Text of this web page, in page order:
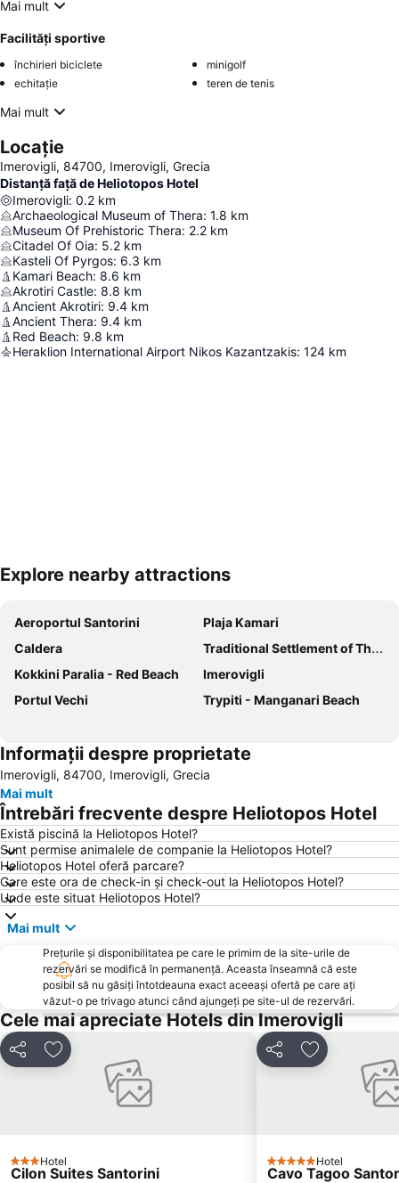
Mai mult
Facilități sportive
închirieri biciclete
minigolf
echitație
teren de tenis
Mai mult
Locație
Imerovigli, 84700, Imerovigli, Grecia
Distanță față de Heliotopos Hotel
Imerovigli: 0.2 km
Archaeological Museum of Thera: 1.8 km
Museum Of Prehistoric Thera: 2.2 km
Citadel Of Oia: 5.2 km
Kasteli Of Pyrgos: 6.3 km
Kamari Beach: 8.6 km
Akrotiri Castle: 8.8 km
Ancient Akrotiri: 9.4 km
Ancient Thera: 9.4 km
Red Beach: 9.8 km
Heraklion International Airport Nikos Kazantzakis: 124 km
Explore nearby attractions
Aeroportul Santorini
Plaja Kamari
Caldera
Traditional Settlement of Thirasia-Manola
Kokkini Paralia - Red Beach
Imerovigli
Portul Vechi
Trypiti - Manganari Beach
Informații despre proprietate
Imerovigli, 84700, Imerovigli, Grecia
Mai mult
Întrebări frecvente despre Heliotopos Hotel
Există piscină la Heliotopos Hotel?
Sunt permise animalele de companie la Heliotopos Hotel?
Heliotopos Hotel oferă parcare?
Care este ora de check-in și check-out la Heliotopos Hotel?
Unde este situat Heliotopos Hotel?
Mai mult
Prețurile și disponibilitatea pe care le primim de la site-urile de
rezervări se modifică în permanență. Aceasta înseamnă că este
posibil să nu găsiți întotdeauna exact aceeași ofertă pe care ați
văzut-o pe trivago atunci când ajungeți pe site-ul de rezervări.
Cele mai apreciate Hotels din Imerovigli
DistribuițiAdăugaţi la favorite
3 SteleHotel
Cilon Suites Santorini
DistribuițiAdăugaţi la
5 Stele Hotel
Cavo Tagoo